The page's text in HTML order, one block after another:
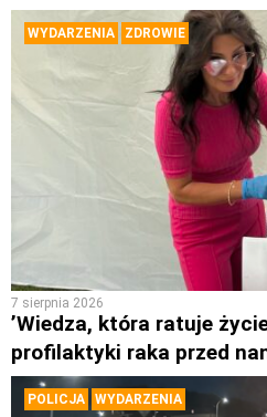
WYDARZENIA ZDROWIE
7 sierpnia 2026
’Wiedza, która ratuje
profilaktyki raka przed
POLICJA WYDARZENIA